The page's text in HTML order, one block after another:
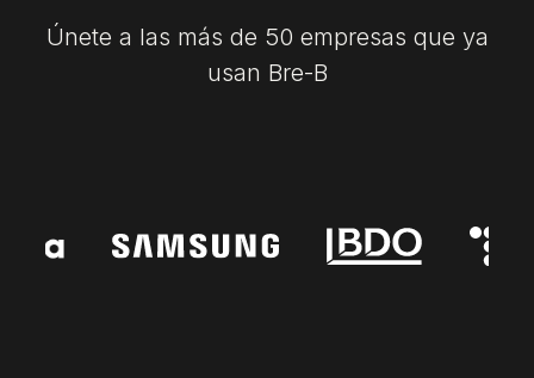
Únete a las más de 50 empresas que ya
usan Bre-B